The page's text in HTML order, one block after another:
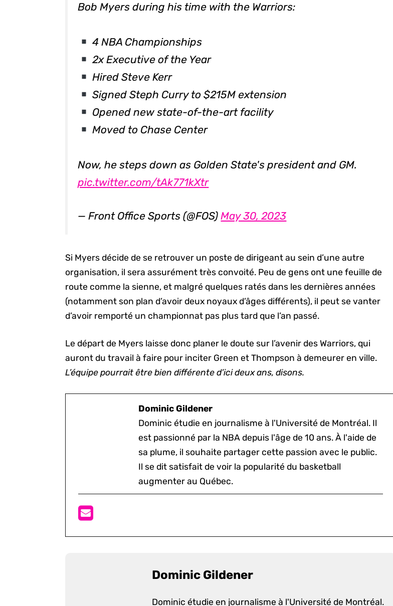
Bob Myers during his time with the Warriors:
4 NBA Championships
2x Executive of the Year
Hired Steve Kerr
Signed Steph Curry to $215M extension
Opened new state-of-the-art facility
Moved to Chase Center
Now, he steps down as Golden State's president and GM.
pic.twitter.com/tAk771kXtr
— Front Office Sports (@FOS)May 30, 2023
Si Myers décide de se retrouver un poste de dirigeant au sein d’une autre
organisation, il sera assurément très convoité. Peu de gens ont une feuille de
route comme la sienne, et malgré quelques ratés dans les dernières années
(notamment son plan d’avoir deux noyaux d’âges différents), il peut se vanter
d’avoir remporté un championnat pas plus tard que l’an passé.
Le départ de Myers laisse donc planer le doute sur l’avenir des Warriors, qui
auront du travail à faire pour inciter Green et Thompson à demeurer en ville.
L’équipe pourrait être bien différente d’ici deux ans, disons.
Dominic Gildener
Dominic étudie en journalisme à l'Université de Montréal. Il
est passionné par la NBA depuis l'âge de 10 ans. À l'aide de
sa plume, il souhaite partager cette passion avec le public.
Il se dit satisfait de voir la popularité du basketball
augmenter au Québec.
Dominic Gildener
Dominic étudie en journalisme à l'Université de Montréal.